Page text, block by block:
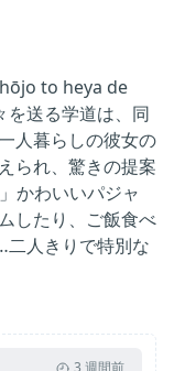
to heya de
送る学道は、同
人暮らしの彼女の
られ、驚きの提案
かわいいパジャ
したり、ご飯食べ
人きりで特別な